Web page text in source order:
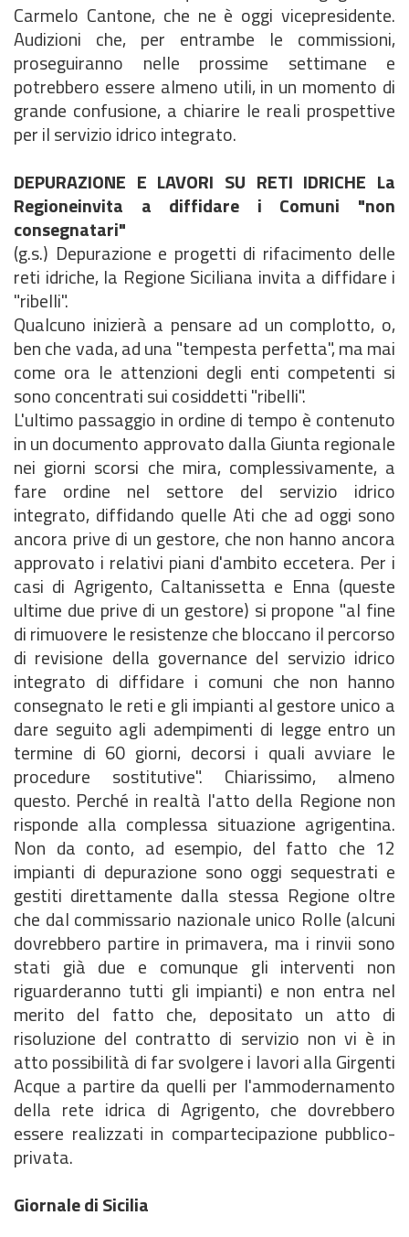
Carmelo Cantone, che ne è oggi vicepresidente.
Audizioni che, per entrambe le commissioni,
proseguiranno nelle prossime settimane e
potrebbero essere almeno utili, in un momento di
grande confusione, a chiarire le reali prospettive
per il servizio idrico integrato.
DEPURAZIONE E LAVORI SU RETI IDRICHE La
Regioneinvita a diffidare i Comuni "non
consegnatari"
(g.s.) Depurazione e progetti di rifacimento delle
reti idriche, la Regione Siciliana invita a diffidare i
"ribelli".
Qualcuno inizierà a pensare ad un complotto, o,
ben che vada, ad una "tempesta perfetta", ma mai
come ora le attenzioni degli enti competenti si
sono concentrati sui cosiddetti "ribelli".
L'ultimo passaggio in ordine di tempo è contenuto
in un documento approvato dalla Giunta regionale
nei giorni scorsi che mira, complessivamente, a
fare ordine nel settore del servizio idrico
integrato, diffidando quelle Ati che ad oggi sono
ancora prive di un gestore, che non hanno ancora
approvato i relativi piani d'ambito eccetera. Per i
casi di Agrigento, Caltanissetta e Enna (queste
ultime due prive di un gestore) si propone "al fine
di rimuovere le resistenze che bloccano il percorso
di revisione della governance del servizio idrico
integrato di diffidare i comuni che non hanno
consegnato le reti e gli impianti al gestore unico a
dare seguito agli adempimenti di legge entro un
termine di 60 giorni, decorsi i quali avviare le
procedure sostitutive". Chiarissimo, almeno
questo. Perché in realtà l'atto della Regione non
risponde alla complessa situazione agrigentina.
Non da conto, ad esempio, del fatto che 12
impianti di depurazione sono oggi sequestrati e
gestiti direttamente dalla stessa Regione oltre
che dal commissario nazionale unico Rolle (alcuni
dovrebbero partire in primavera, ma i rinvii sono
stati già due e comunque gli interventi non
riguarderanno tutti gli impianti) e non entra nel
merito del fatto che, depositato un atto di
risoluzione del contratto di servizio non vi è in
atto possibilità di far svolgere i lavori alla Girgenti
Acque a partire da quelli per l'ammodernamento
della rete idrica di Agrigento, che dovrebbero
essere realizzati in compartecipazione pubblico-
privata.
Giornale di Sicilia